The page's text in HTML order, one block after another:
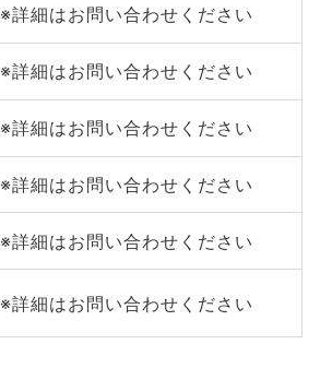
※詳細はお問い合わせください
※詳細はお問い合わせください
※詳細はお問い合わせください
※詳細はお問い合わせください
※詳細はお問い合わせください
※詳細はお問い合わせください